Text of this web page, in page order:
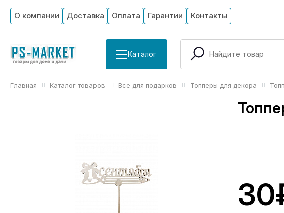
О компании Доставка Оплата Гарантии Контакты
Каталог
Главная Каталог товаров Все для подарков Топперы для декора